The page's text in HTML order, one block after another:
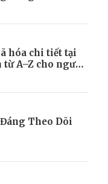
hóa chi tiết tại
từ A–Z cho người
Theo Dõi